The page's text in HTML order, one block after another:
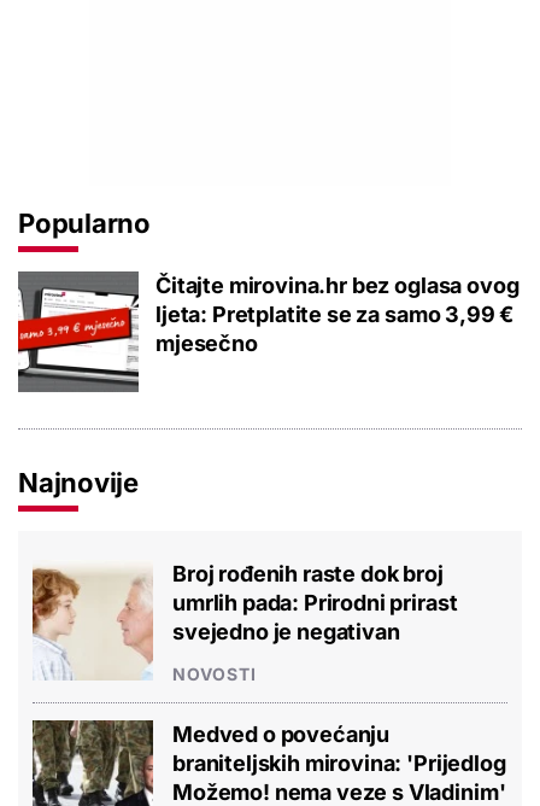
Popularno
Čitajte mirovina.hr bez oglasa ovog
ljeta: Pretplatite se za samo 3,99 €
mjesečno
Najnovije
Broj rođenih raste dok broj
umrlih pada: Prirodni prirast
svejedno je negativan
NOVOSTI
Medved o povećanju
braniteljskih mirovina: 'Prijedlog
Možemo! nema veze s Vladinim'